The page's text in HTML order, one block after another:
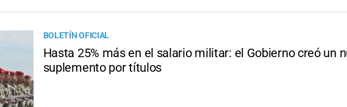
BOLETÍN OFICIAL
Hasta 25% más en el salario militar: el Gobierno creó un
suplemento por títulos